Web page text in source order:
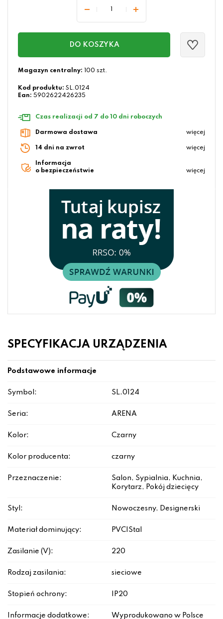
DO KOSZYKA
Magazyn centralny: 100 szt.
Kod produktu: SL.0124
Ean: 5902622426235
Czas realizacji od 7 do 10 dni roboczych
Darmowa dostawa więcej
14 dni na zwrot więcej
Informacja
o bezpieczeństwie
więcej
SPECYFIKACJA URZĄDZENIA
Podstawowe informacje
Symbol: SL.0124
Seria: ARENA
Kolor: Czarny
Kolor producenta: czarny
Przeznaczenie:
Salon, Sypialnia, Kuchnia,
Korytarz, Pokój dziecięcy
Styl: Nowoczesny, Designerski
Materiał dominujący: PVC|Stal
Zasilanie (V): 220
Rodzaj zasilania: sieciowe
Stopień ochrony: IP20
Informacje dodatkowe: Wyprodukowano w Polsce